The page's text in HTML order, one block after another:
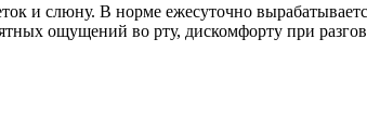
и слюну. В норме ежесуточно
ощущений во рту, дискомфорту при